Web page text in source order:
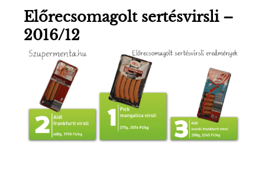
Előrecsomagolt sertésvirsli –
2016/12